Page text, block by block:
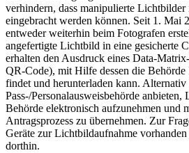
verhindern, dass manipulierte Lichtbilder
eingebracht werden können. Seit 1. Mai
entweder weiterhin beim Fotografen
angefertigte Lichtbild in eine gesicherte
erhalten den Ausdruck eines Data-
QR-Code), mit Hilfe dessen die
findet und herunterladen kann. Alternativ
Pass-/Personalausweisbehörde
Behörde elektronisch aufzunehmen und
Antragsprozess zu übernehmen. Zur
Geräte zur Lichtbildaufnahme
dorthin.